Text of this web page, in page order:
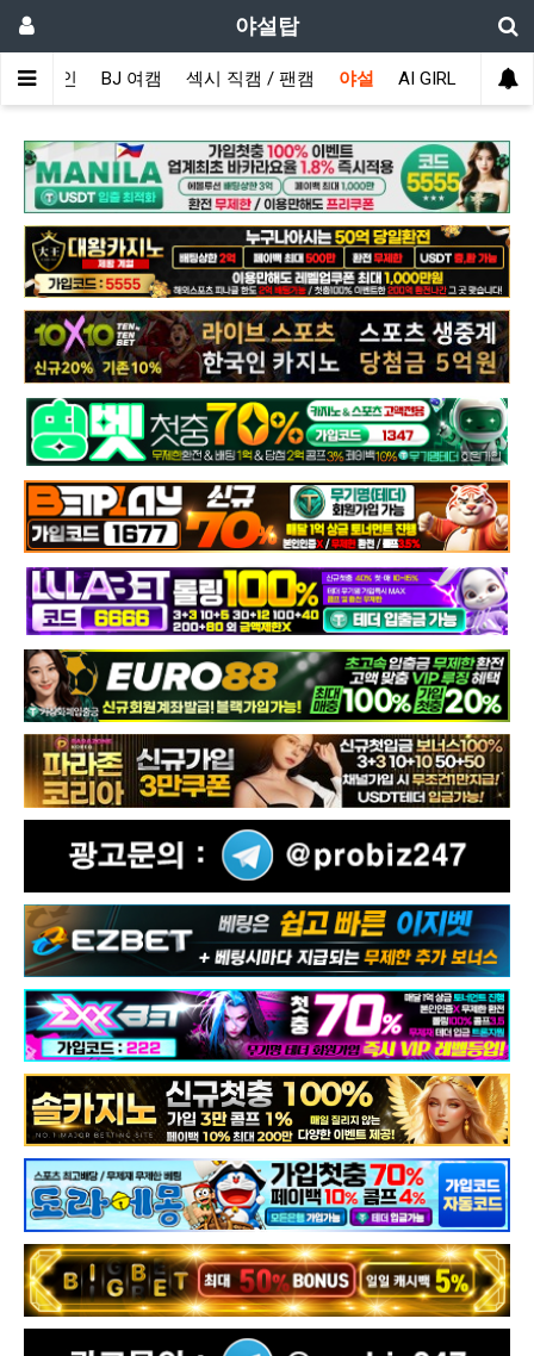
야설탑
메인 BJ 여캠 섹시 직캠 / 팬캠 야설 AI GIRL